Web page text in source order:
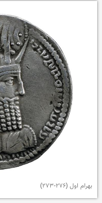
بهرام اول (276-273)